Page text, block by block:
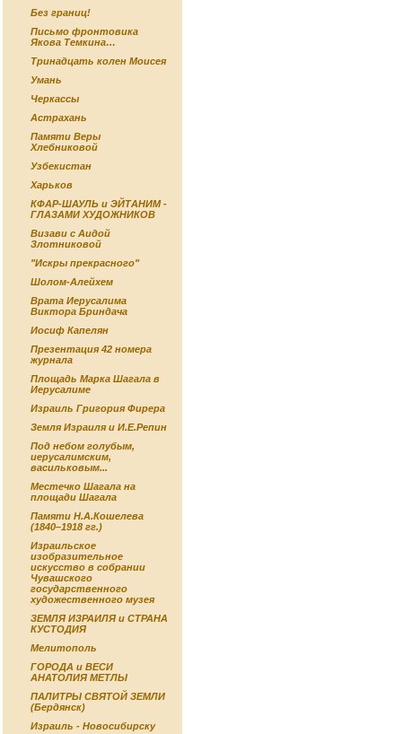
Без границ!
Письмо фронтовика
Якова Темкина…
Тринадцать колен Моисея
Умань
Черкассы
Астрахань
Памяти Веры
Хлебниковой
Узбекистан
Харьков
КФАР-ШАУЛЬ и ЭЙТАНИМ -
ГЛАЗАМИ ХУДОЖНИКОВ
Визави с Аидой
Злотниковой
"Искры прекрасного"
Шолом-Алейхем
Врата Иерусалима
Виктора Бриндача
Иосиф Капелян
Презентация 42 номера
журнала
Площадь Марка Шагала в
Иерусалиме
Израиль Григория Фирера
Земля Израиля и И.Е.Репин
Под небом голубым,
иерусалимским,
васильковым...
Местечко Шагала на
площади Шагала
Памяти Н.А.Кошелева
(1840–1918 гг.)
Израильское
изобразительное
искусство в собрании
Чувашского
государственного
художественного музея
ЗЕМЛЯ ИЗРАИЛЯ и СТРАНА
КУСТОДИЯ
Мелитополь
ГОРОДА и ВЕСИ
АНАТОЛИЯ МЕТЛЫ
ПАЛИТРЫ СВЯТОЙ ЗЕМЛИ
(Бердянск)
Израиль - Новосибирску